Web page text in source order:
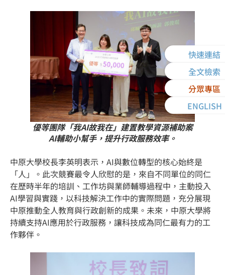
快速連結
全文檢索
分眾專區
ENGLISH
優等團隊「我AI故我在」建置教學資源補助案
AI輔助小幫手，提升行政服務效率。
中原大學校長李英明表示，AI與數位轉型的核心始終是
「人」。此次競賽最令人欣慰的是，來自不同單位的同仁
在歷時半年的培訓、工作坊與業師輔導過程中，主動投入
AI學習與實踐，以科技解決工作中的實際問題，充分展現
中原推動全人教育與行政創新的成果。未來，中原大學將
持續支持AI應用於行政服務，讓科技成為同仁最有力的工
作夥伴。